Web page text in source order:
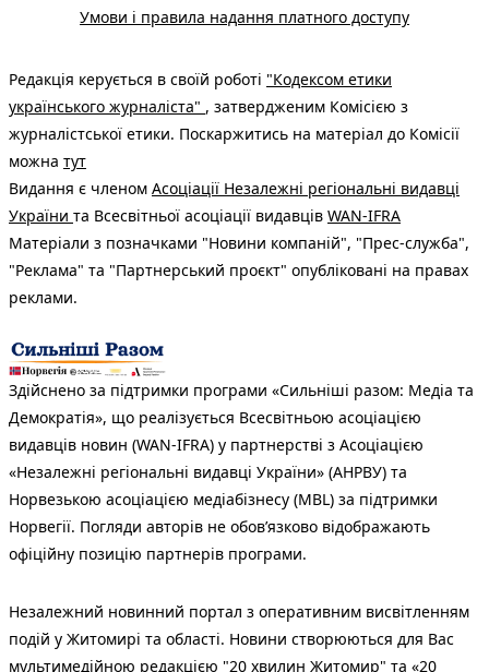
Умови і правила надання платного доступу
Редакція керується в своїй роботі "Кодексом етики
українського журналіста" , затвердженим Комісією з
журналістської етики. Поскаржитись на матеріал до Комісії
можна тут
Видання є членом Асоціації Незалежні регіональні видавці
України та Всесвітньої асоціації видавців WAN-IFRA
Матеріали з позначками "Новини компаній", "Прес-служба",
"Реклама" та "Партнерський проєкт" опубліковані на правах
реклами.
Здійснено за підтримки програми «Сильніші разом: Медіа та
Демократія», що реалізується Всесвітньою асоціацією
видавців новин (WAN-IFRA) у партнерстві з Асоціацією
«Незалежні регіональні видавці України» (АНРВУ) та
Норвезькою асоціацією медіабізнесу (MBL) за підтримки
Норвегії. Погляди авторів не обов’язково відображають
офіційну позицію партнерів програми.
Незалежний новинний портал з оперативним висвітленням
подій у Житомирі та області. Новини створюються для Вас
мультимедійною редакцією "20 хвилин Житомир" та «20